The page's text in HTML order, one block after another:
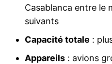
Casablanca entre le
suivants
Capacité totale :
Appareils : avions